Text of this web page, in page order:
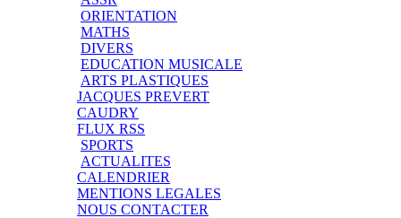
ORIENTATION
MATHS
DIVERS
EDUCATION MUSICALE
ARTS PLASTIQUES
JACQUES PREVERT
CAUDRY
FLUX RSS
SPORTS
ACTUALITES
CALENDRIER
MENTIONS LEGALES
NOUS CONTACTER